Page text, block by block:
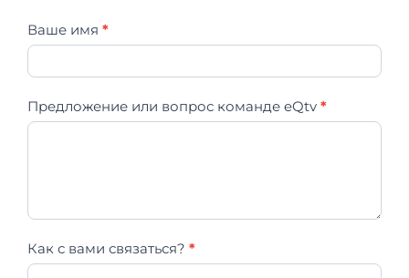
Обратная
связь
Ваше имя *
Предложение или вопрос команде eQtv *
Как с вами связаться? *